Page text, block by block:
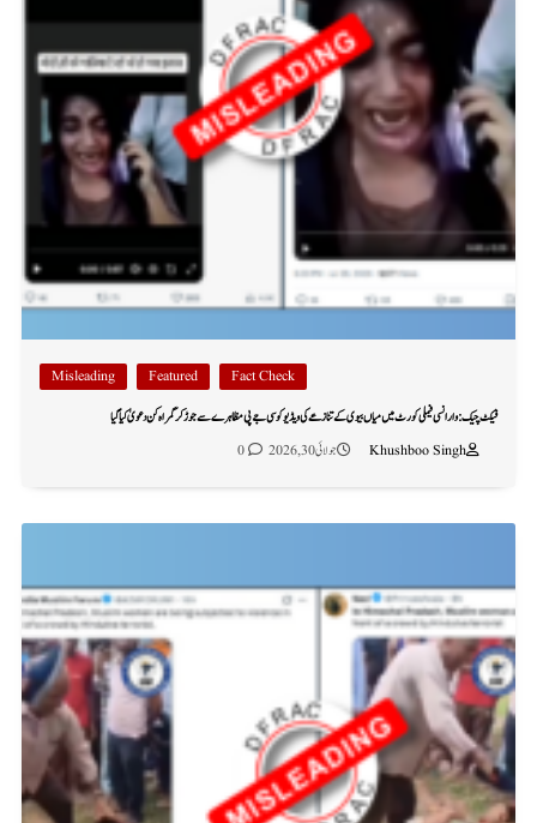
Fact Check
Featured
Misleading
فیکٹ چیک: وارانسی فیملی کورٹ میں میاں بیوی کے تنازعے کی ویڈیو کو سی جے پی مظاہرے سے جوڑ کر گمراہ کن دعویٰ کیا گیا
Khushboo Singh
جولائی 30, 2026 0